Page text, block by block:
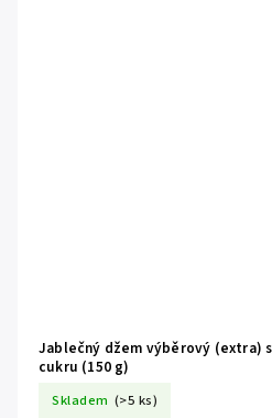
Jablečný džem výběrový (extra)
cukru (150 g)
Skladem (>5 ks)